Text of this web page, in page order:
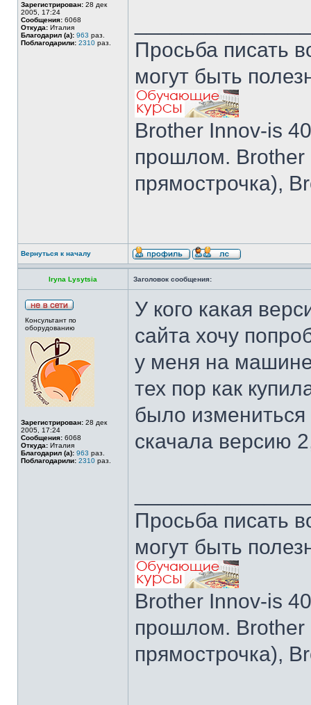
Зарегистрирован: 28 дек
2005, 17:24
Сообщения: 6068
Откуда: Италия
Благодарил (а): 963 раз.
Поблагодарили: 2310 раз.
Просьба писать
могут быть
Brother Innov-is
прошлом. Brother
прямострочка),
Вернуться к началу
Iryna Lysytsia Заголовок сообщения:
Консультант по
оборудованию
Зарегистрирован: 28 дек
2005, 17:24
Сообщения: 6068
Откуда: Италия
Благодарил (а): 963 раз.
Поблагодарили: 2310 раз.
У кого какая
сайта хочу
у меня на
тех пор как
было
скачала версию
Просьба писать
могут быть
Brother Innov-is
прошлом. Brother
прямострочка),